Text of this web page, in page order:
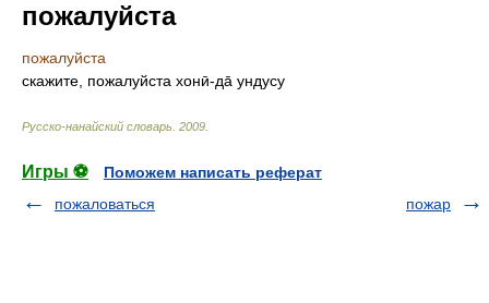
пожалуйста
пожалуйста
скажите, пожалуйста хонӣ-да̄ ундусу
Русско-нанайский словарь 2009
Игры ⚽
Поможем написать реферат
пожаловаться
пожар